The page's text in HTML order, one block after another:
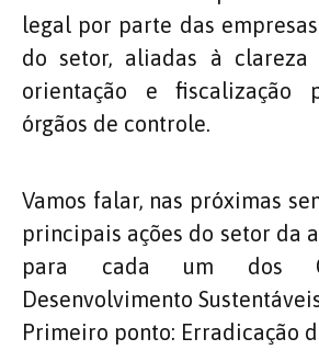
legal por parte das
do setor, aliadas à clareza
orientação e fiscalização
órgãos de controle.
Vamos falar, nas próximas
principais ações do setor da
para cada um dos
Desenvolvimento
Primeiro ponto: Erradicação